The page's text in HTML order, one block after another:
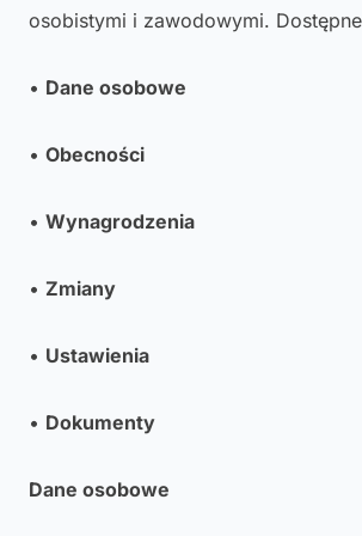
osobistymi i zawodowymi.
• Dane osobowe
• Obecności
• Wynagrodzenia
• Zmiany
• Ustawienia
• Dokumenty
Dane osobowe